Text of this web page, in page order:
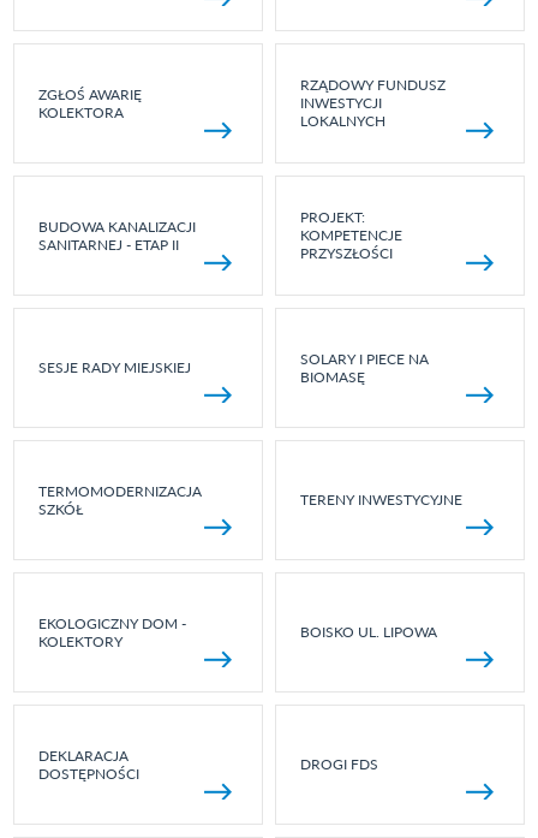
ZGŁOŚ AWARIĘ
KOLEKTORA
RZĄDOWY FUNDUSZ
INWESTYCJI
LOKALNYCH
BUDOWA KANALIZACJI
SANITARNEJ - ETAP II
PROJEKT:
KOMPETENCJE
PRZYSZŁOŚCI
SESJE RADY MIEJSKIEJ
SOLARY I PIECE NA
BIOMASĘ
TERMOMODERNIZACJA
SZKÓŁ
TERENY INWESTYCYJNE
EKOLOGICZNY DOM -
KOLEKTORY
BOISKO UL. LIPOWA
DEKLARACJA
DOSTĘPNOŚCI
DROGI FDS